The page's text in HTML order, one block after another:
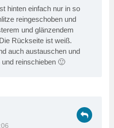
hinten einfach nur in so
reingeschoben und
und glänzendem
Rückseite ist weiß.
auch austauschen und
reinschieben 🙂